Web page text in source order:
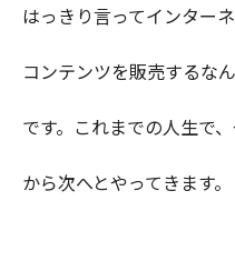
はっきり言ってインター
コンテンツを販売するな
です。これまでの人生で
から次へとやってきます。